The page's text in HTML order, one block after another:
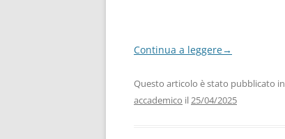
Continua a leggere→
Questo articolo è stato pubblicato in
accademico il25/04/2025